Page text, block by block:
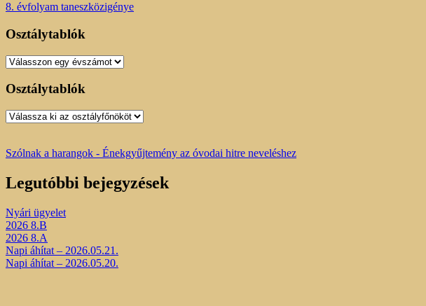
8. évfolyam taneszközigénye
Osztálytablók
Osztálytablók
Osztálytablók
Osztálytablók
Szólnak a harangok - Énekgyűjtemény az óvodai hitre neveléshez
Legutóbbi bejegyzések
Nyári ügyelet
2026 8.B
2026 8.A
Napi áhítat – 2026.05.21.
Napi áhítat – 2026.05.20.